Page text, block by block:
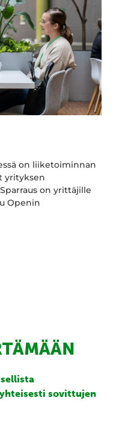
on liiketoiminnan
yrityksen
on yrittäjille
Openin
sovittujen